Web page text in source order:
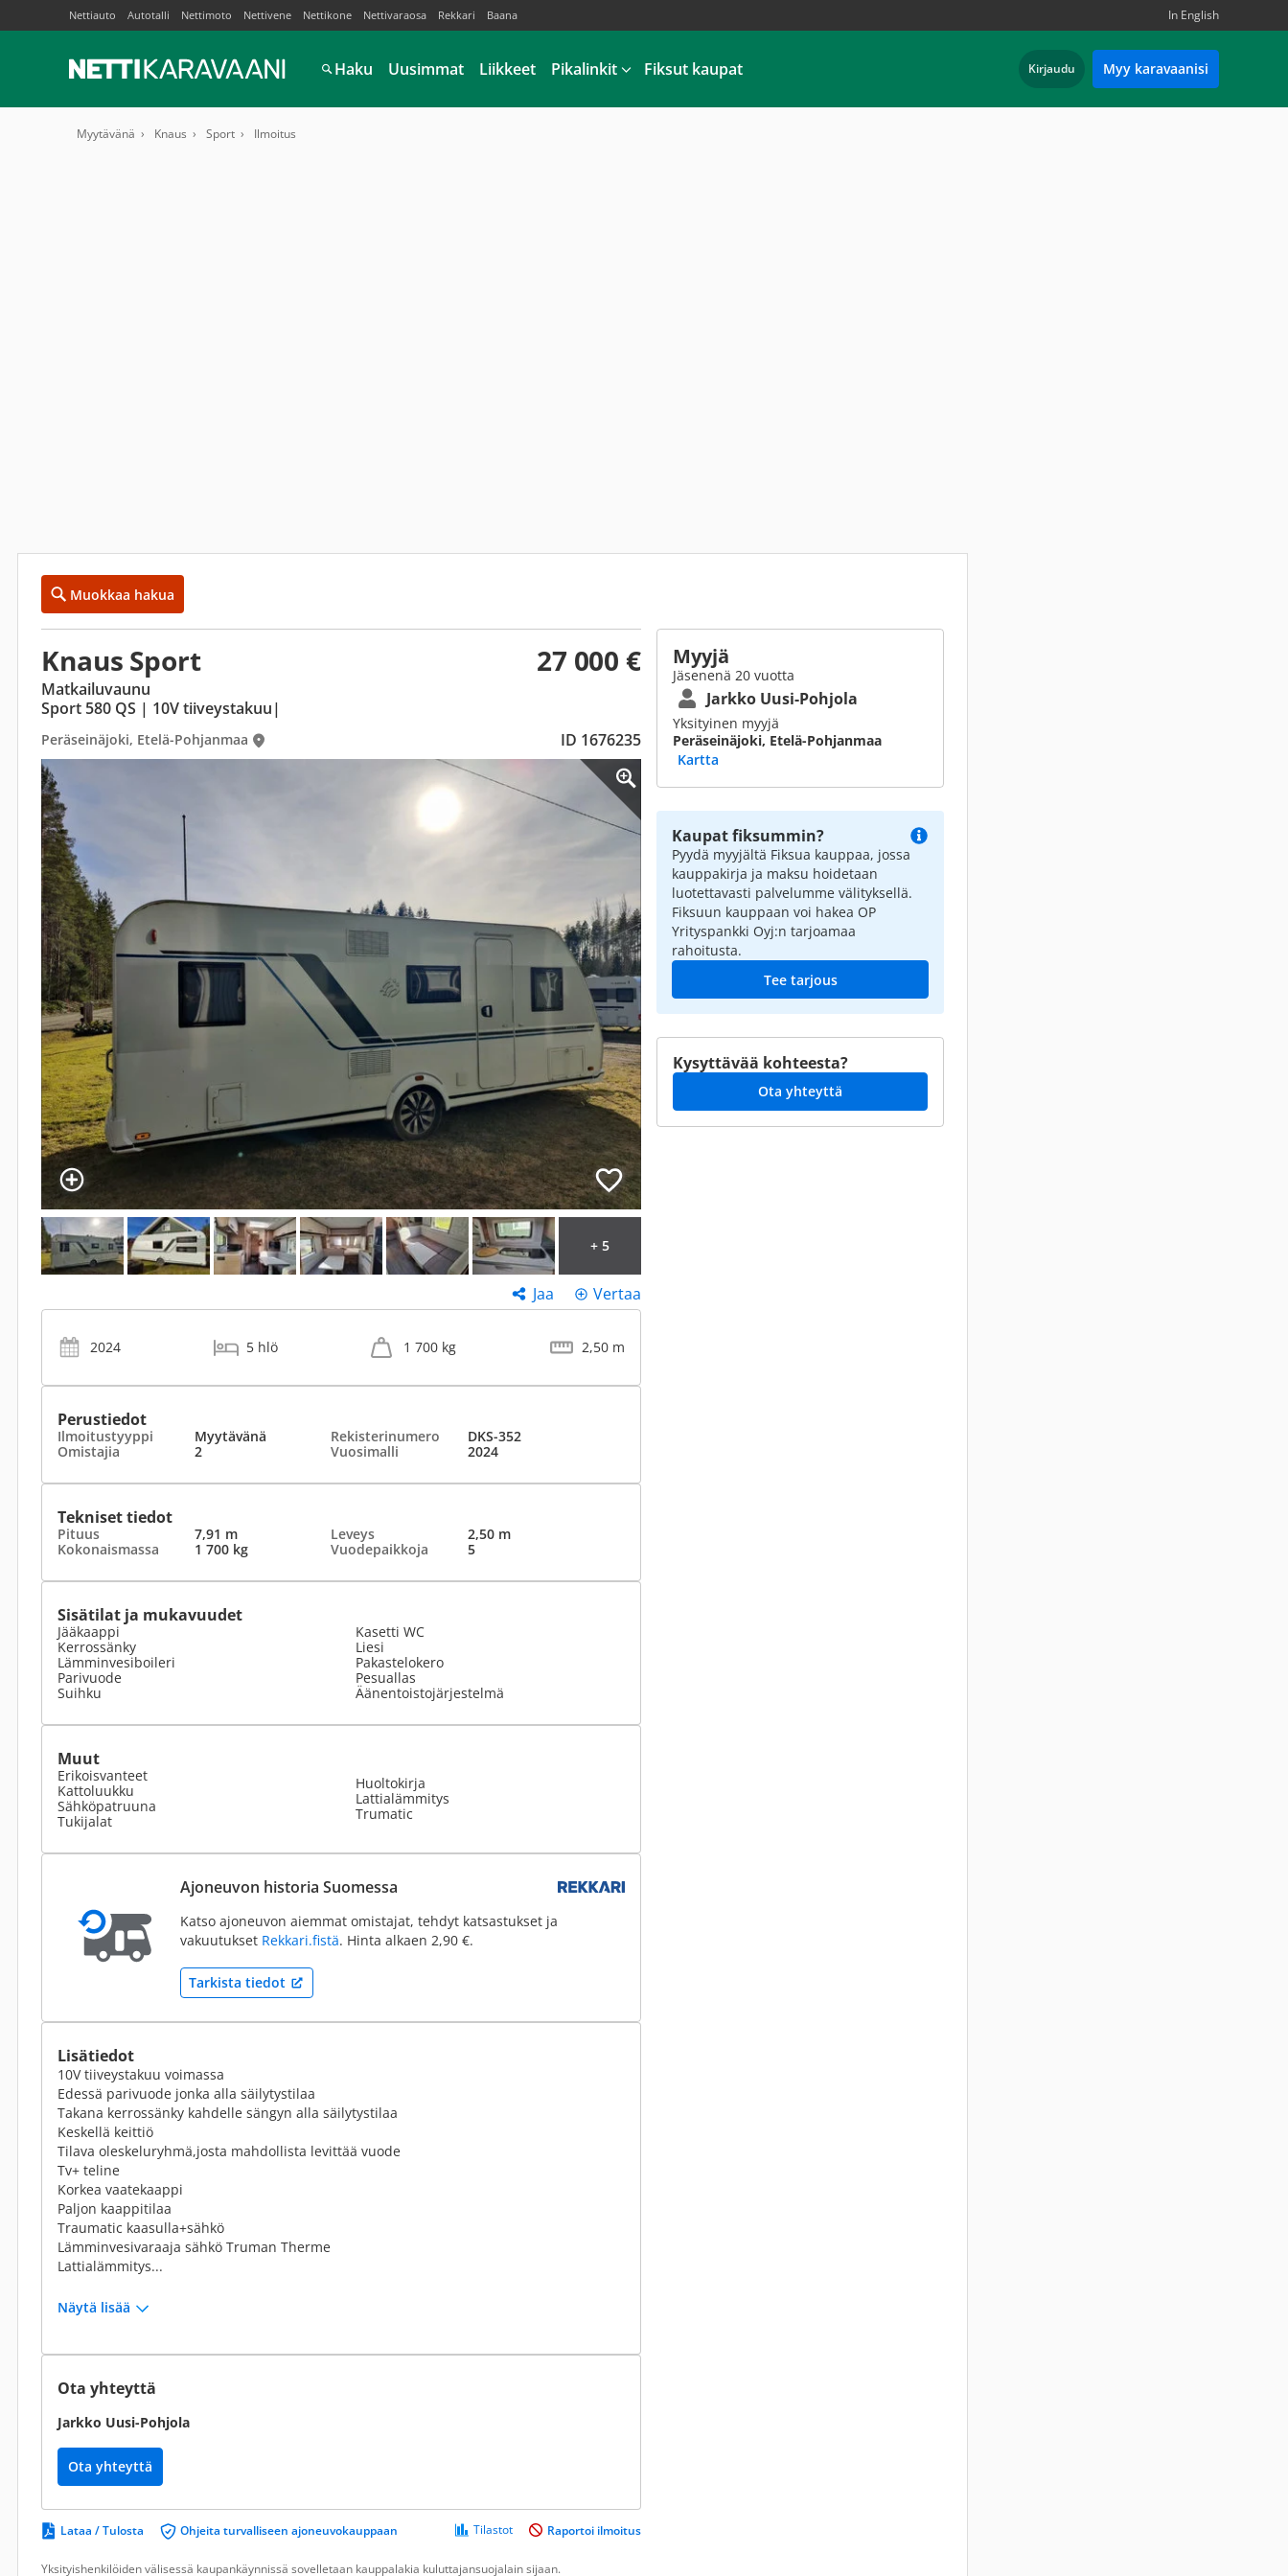
Nettiauto Autotalli Nettimoto Nettivene Nettikone Nettivaraosa Rekkari Baana In English
Haku Uusimmat Liikkeet Pikalinkit Fiksut kaupat Kirjaudu Myy karavaanisi
Myytävänä Knaus Sport Ilmoitus
Muokkaa hakua
Knaus Sport 27 000 €
Matkailuvaunu
Sport 580 QS | 10V tiiveystakuu|
Peräseinäjoki, Etelä-Pohjanmaa ID 1676235
+ 5
Jaa Vertaa
2024 5 hlö 1 700 kg 2,50 m
Perustiedot
Ilmoitustyyppi Myytävänä Rekisterinumero
DKS-352
Omistajia
2 Vuosimalli 2024
Tekniset tiedot
Pituus 7,91 m Leveys
2,50 m
Kokonaismassa
1 700 kg Vuodepaikkoja 5
Sisätilat ja mukavuudet
Jääkaappi
Kerrossänky
Lämminvesiboileri
Parivuode
Suihku
Kasetti WC
Liesi
Pakastelokero
Pesuallas
Äänentoistojärjestelmä
Muut
Erikoisvanteet
Kattoluukku
Sähköpatruuna
Tukijalat
Huoltokirja
Lattialämmitys
Trumatic
Ajoneuvon historia Suomessa
Katso ajoneuvon aiemmat omistajat, tehdyt katsastukset ja
vakuutukset Rekkari.fistä. Hinta alkaen 2,90 €.
Tarkista tiedot
Lisätiedot
10V tiiveystakuu voimassa
Edessä parivuode jonka alla säilytystilaa
Takana kerrossänky kahdelle sängyn alla säilytystilaa
Keskellä keittiö
Tilava oleskeluryhmä,josta mahdollista levittää vuode
Tv+ teline
Korkea vaatekaappi
Paljon kaappitilaa
Traumatic kaasulla+sähkö
Lämminvesivaraaja sähkö Truman Therme
Lattialämmitys...
Näytä lisää
Ota yhteyttä
Jarkko Uusi-Pohjola
Ota yhteyttä
Lataa / Tulosta Ohjeita turvalliseen ajoneuvokauppaan Tilastot Raportoi ilmoitus
Yksityishenkilöiden välisessä kaupankäynnissä sovelletaan kauppalakia kuluttajansuojalain sijaan.
Myyjä
Jäsenenä 20 vuotta
Jarkko Uusi-Pohjola
Yksityinen myyjä
Peräseinäjoki, Etelä-Pohjanmaa
Kartta
Kaupat fiksummin?
Pyydä myyjältä Fiksua kauppaa, jossa
kauppakirja ja maksu hoidetaan
luotettavasti palvelumme välityksellä.
Fiksuun kauppaan voi hakea OP
Yrityspankki Oyj:n tarjoamaa
rahoitusta.
Tee tarjous
Kysyttävää kohteesta?
Ota yhteyttä